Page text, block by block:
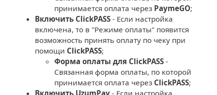
принимается оплата через PaymeGO;
Включить ClickPASS - Если настройка
включена, то в "Режиме оплаты" появится
возможность принять оплату по чеку при
помощи ClickPASS;
Форма оплаты для ClickPASS -
Связанная форма оплаты, по которой
принимается оплата через ClickPASS;
Включить UzumPay - Если настройка